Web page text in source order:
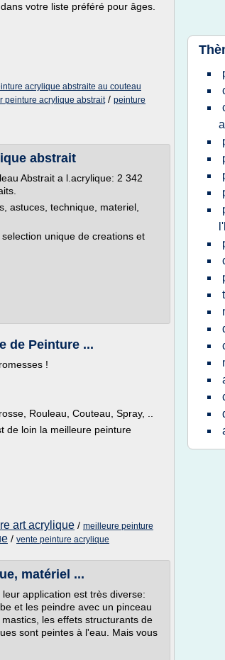
votre liste préféré pour âges.
acrylique abstraite au couteau
peinture acrylique abstrait/ peinture
abstrait
Abstrait a l.acrylique: 2 342
astuces, technique, materiel,
unique de creations et
de Peinture ...
!
Rouleau, Couteau, Spray, ..
de loin la meilleure peinture
art acrylique / meilleure peinture
/ vente peinture acrylique
matériel ...
application est très diverse:
et les peindre avec un pinceau
les effets structurants de
sont peintes à l'eau. Mais vous